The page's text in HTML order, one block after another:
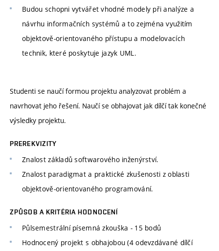
Budou schopni vytvářet vhodné modely při analýze a
návrhu informačních systémů a to zejména využitím
objektově-orientovaného přístupu a modelovacích
technik, které poskytuje jazyk UML.
Studenti se naučí formou projektu analyzovat problém a
navrhovat jeho řešení. Naučí se obhajovat jak dílčí tak konečné
výsledky projektu.
PREREKVIZITY
Znalost základů softwarového inženýrství.
Znalost paradigmat a praktické zkušenosti z oblasti
objektově-orientovaného programování.
ZPŮSOB A KRITÉRIA HODNOCENÍ
Půlsemestrální písemná zkouška - 15 bodů
Hodnocený projekt s obhajobou (4 odevzdávané dílčí